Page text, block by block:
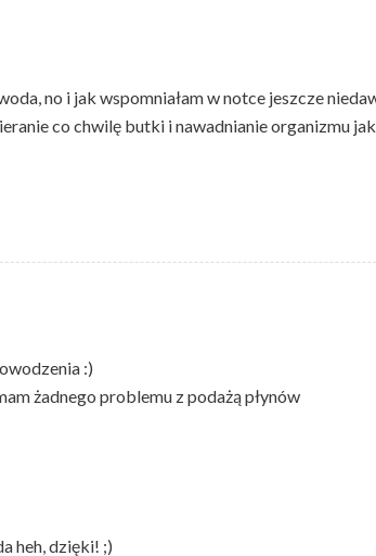
no i jak wspomniałam w notce jeszcze
co chwilę butki i nawadnianie organizmu
:)
żadnego problemu z podażą płynów
heh, dzięki! ;)